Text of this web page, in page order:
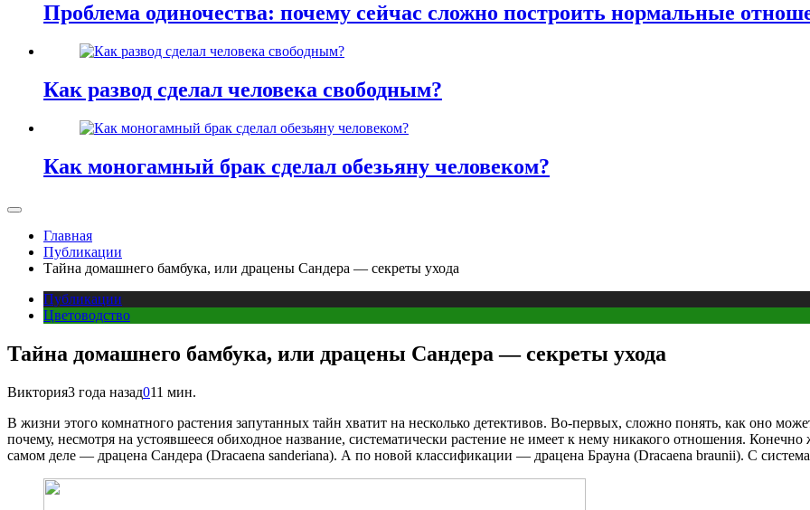
Проблема одиночества: почему сейчас сложно построить нормальные
Как развод сделал человека свободным?
Как моногамный брак сделал обезьяну человеком?
Главная
Публикации
Тайна домашнего бамбука, или драцены Сандера — секреты ухода
Публикации
Цветоводство
Тайна домашнего бамбука, или драцены Сандера — секреты ухода
Виктория3 года назад011 мин.
В жизни этого комнатного растения запутанных тайн хватит на несколько детективов. Во-первых, сложно понять, как оно
почему, несмотря на устоявшееся обиходное название, систематически растение не имеет к нему никакого отношения.
самом деле — драцена Сандера (Dracaena sanderiana). А по новой классификации — драцена Брауна (Dracaena braunii). С